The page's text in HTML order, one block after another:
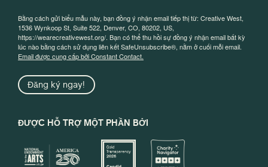
Bằng cách gửi biểu mẫu này, bạn đồng ý nhận email tiếp thị từ: Creative West,
1536 Wynkoop St, Suite 522, Denver, CO, 80202, US,
https://wearecreativewest.org/. Bạn có thể thu hồi sự đồng ý nhận email bất kỳ
lúc nào bằng cách sử dụng liên kết SafeUnsubscribe®, nằm ở cuối mỗi email.
Email được cung cấp bởi Constant Contact.
Đăng ký ngay!
ĐƯỢC HỖ TRỢ MỘT PHẦN BỞI